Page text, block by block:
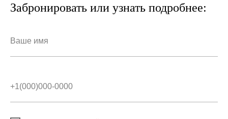
Забронировать или узнать подробнее: